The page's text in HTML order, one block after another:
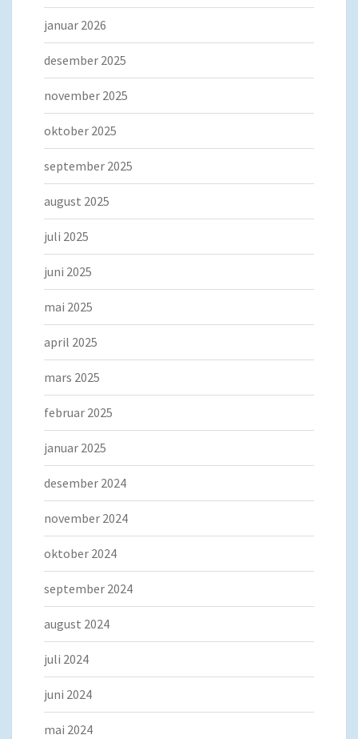
januar 2026
desember 2025
november 2025
oktober 2025
september 2025
august 2025
juli 2025
juni 2025
mai 2025
april 2025
mars 2025
februar 2025
januar 2025
desember 2024
november 2024
oktober 2024
september 2024
august 2024
juli 2024
juni 2024
mai 2024